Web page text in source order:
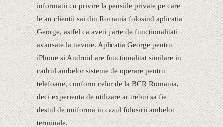
informatii cu privire la pensiile private pe care
le au clientii sai din Romania folosind aplicatia
George, astfel ca aveti parte de functionalitati
avansate la nevoie. Aplicatia George pentru
iPhone si Android are functionalitat similare in
cadrul ambelor sisteme de operare pentru
telefoane, conform celor de la BCR Romania,
deci experienta de utilizare ar trebui sa fie
destul de uniforma in cazul folosirii ambelot
terminale.